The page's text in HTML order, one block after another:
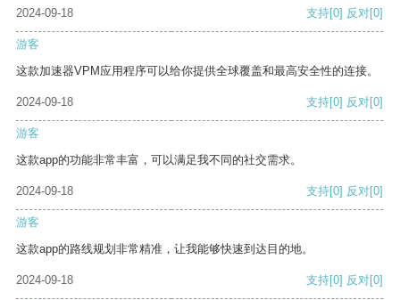
2024-09-18
支持[0] 反对[0]
游客
这款加速器VPM应用程序可以给你提供全球覆盖和最高安全性的连接。
2024-09-18 支持[0] 反对[0]
游客
这款app的功能非常丰富，可以满足我不同的社交需求。
2024-09-18 支持[0] 反对[0]
游客
这款app的路线规划非常精准，让我能够快速到达目的地。
2024-09-18 支持[0] 反对[0]